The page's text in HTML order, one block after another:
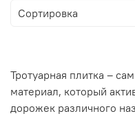
Тротуарная плитка –
материал, который
дорожек различного